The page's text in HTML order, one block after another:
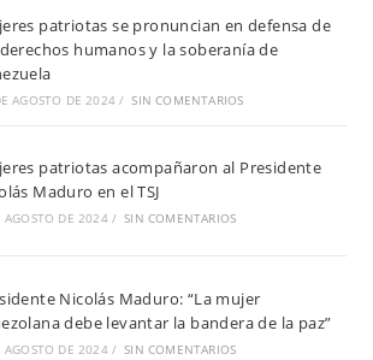
patriotas se pronuncian en defensa de
humanos y la soberanía de
AGOSTO DE 2024 / SIN COMENTARIOS
patriotas acompañaron al Presidente
Maduro en el TSJ
AGOSTO DE 2024 / SIN COMENTARIOS
Nicolás Maduro: “La mujer
debe levantar la bandera de la paz”
AGOSTO DE 2024 / SIN COMENTARIOS